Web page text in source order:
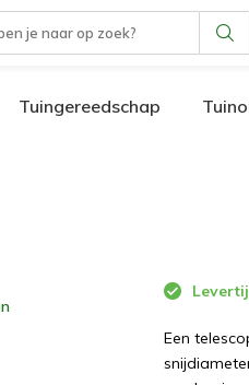
Tuingereedschap
Een